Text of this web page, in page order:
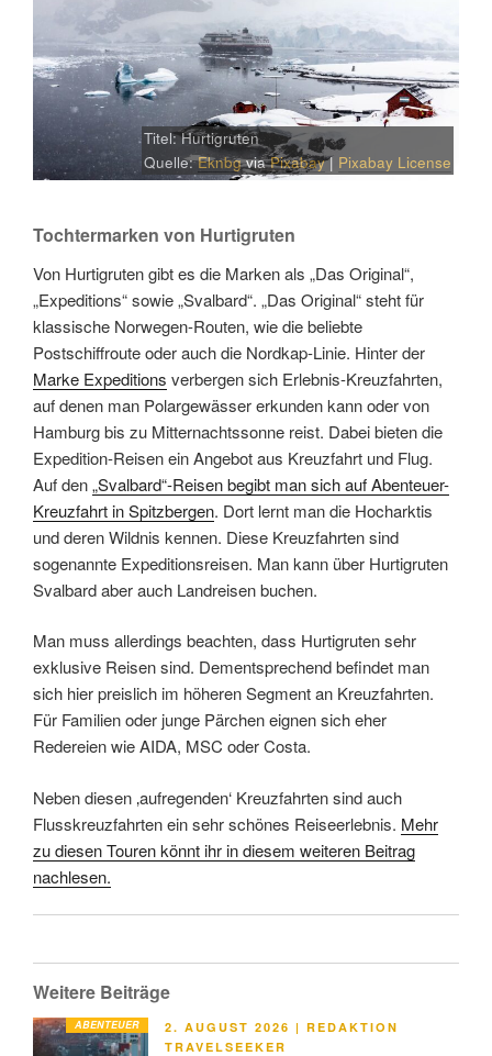
Titel: Hurtigruten
Quelle:EknbgviaPixabay| Pixabay License
Tochtermarken von Hurtigruten
Von Hurtigruten gibt es die Marken als „Das Original“,
„Expeditions“ sowie „Svalbard“. „Das Original“ steht für
klassische Norwegen-Routen, wie die beliebte
Postschiffroute oder auch die Nordkap-Linie. Hinter der
Marke Expeditions verbergen sich Erlebnis-Kreuzfahrten,
auf denen man Polargewässer erkunden kann oder von
Hamburg bis zu Mitternachtssonne reist. Dabei bieten die
Expedition-Reisen ein Angebot aus Kreuzfahrt und Flug.
Auf den„Svalbard“-Reisen begibt man sich auf Abenteuer-
Kreuzfahrt in Spitzbergen. Dort lernt man die Hocharktis
und deren Wildnis kennen. Diese Kreuzfahrten sind
sogenannte Expeditionsreisen. Man kann über Hurtigruten
Svalbard aber auch Landreisen buchen.
Man muss allerdings beachten, dass Hurtigruten sehr
exklusive Reisen sind. Dementsprechend befindet man
sich hier preislich im höheren Segment an Kreuzfahrten.
Für Familien oder junge Pärchen eignen sich eher
Redereien wie AIDA, MSC oder Costa.
Neben diesen ‚aufregenden‘ Kreuzfahrten sind auch
Flusskreuzfahrten ein sehr schönes Reiseerlebnis. Mehr
zu diesen Touren könnt ihr in diesem weiteren Beitrag
nachlesen.
Weitere Beiträge
ABENTEUER
VERÖFFENTLICHT
AM
2. AUGUST 2026 | REDAKTION
TRAVELSEEKER